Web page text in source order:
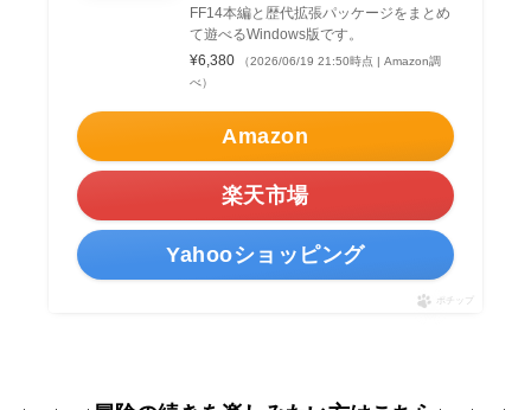
FF14本編と歴代拡張パッケージをまとめ
て遊べるWindows版です。
¥6,380
（2026/06/19 21:50時点 | Amazon調
べ）
Amazon
楽天市場
Yahooショッピング
ポチップ